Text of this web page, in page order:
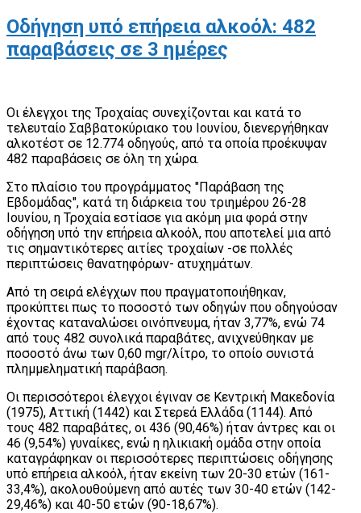
Οδήγηση υπό επήρεια αλκοόλ: 482
παραβάσεις σε 3 ημέρες
Οι έλεγχοι της Τροχαίας συνεχίζονται και κατά το
τελευταίο Σαββατοκύριακο του Ιουνίου, διενεργήθηκαν
αλκοτέστ σε 12.774 οδηγούς, από τα οποία προέκυψαν
482 παραβάσεις σε όλη τη χώρα.
Στο πλαίσιο του προγράμματος "Παράβαση της
Εβδομάδας", κατά τη διάρκεια του τριημέρου 26-28
Ιουνίου, η Τροχαία εστίασε για ακόμη μια φορά στην
οδήγηση υπό την επήρεια αλκοόλ, που αποτελεί μια από
τις σημαντικότερες αιτίες τροχαίων -σε πολλές
περιπτώσεις θανατηφόρων- ατυχημάτων.
Από τη σειρά ελέγχων που πραγματοποιήθηκαν,
προκύπτει πως το ποσοστό των οδηγών που οδηγούσαν
έχοντας καταναλώσει οινόπνευμα, ήταν 3,77%, ενώ 74
από τους 482 συνολικά παραβάτες, ανιχνεύθηκαν με
ποσοστό άνω των 0,60 mgr/λίτρο, το οποίο συνιστά
πλημμεληματική παράβαση.
Οι περισσότεροι έλεγχοι έγιναν σε Κεντρική Μακεδονία
(1975), Αττική (1442) και Στερεά Ελλάδα (1144). Από
τους 482 παραβάτες, οι 436 (90,46%) ήταν άντρες και οι
46 (9,54%) γυναίκες, ενώ η ηλικιακή ομάδα στην οποία
καταγράφηκαν οι περισσότερες περιπτώσεις οδήγησης
υπό επήρεια αλκοόλ, ήταν εκείνη των 20-30 ετών (161-
33,4%), ακολουθούμενη από αυτές των 30-40 ετών (142-
29,46%) και 40-50 ετών (90-18,67%).